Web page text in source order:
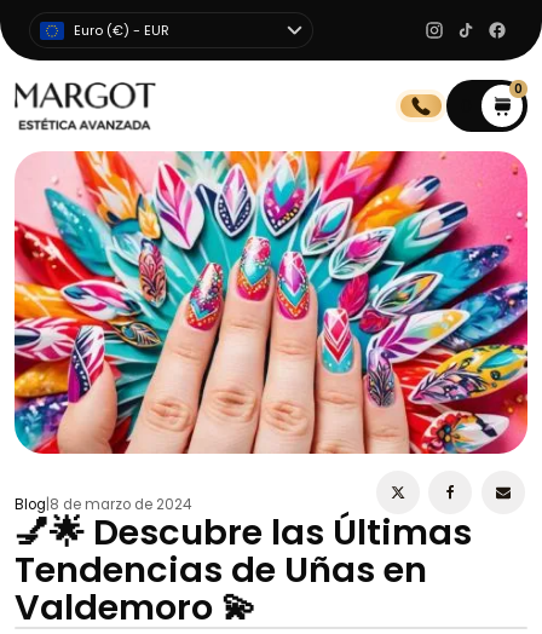
Euro (€) - EUR
0
Blog 8 de marzo de 2024
💅🌟 Descubre las Últimas
Tendencias de Uñas en
Valdemoro 💫